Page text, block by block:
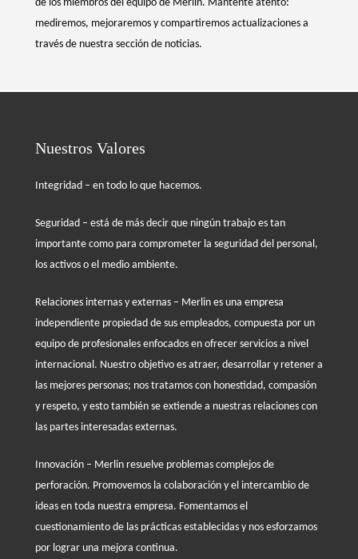
de los miembros del equipo de Merlin. Mantente atento:
mediremos, mejoraremos y compartiremos actualizaciones a
través de nuestra sección de noticias.
Nuestros Valores
Integridad – en todo lo que hacemos.
Seguridad – está de más decir que ningún trabajo es tan
importante como para comprometer la seguridad del personal,
los activos o el medio ambiente.
Relaciones internas y externas – Merlin es una empresa
independiente propiedad de sus empleados, compuesta por un
equipo de profesionales enfocados en ofrecer servicios a nivel
internacional. Nuestro objetivo es atraer, desarrollar y retener a
las mejores personas; nos tratamos con honestidad, compasión
y respeto, y esto también se extiende a nuestras relaciones con
las partes interesadas externas.
Innovación – Merlin resuelve problemas complejos de
perforación. Promovemos la colaboración y el intercambio de
ideas en toda nuestra empresa. Fomentamos el
cuestionamiento de las prácticas establecidas y nos esforzamos
por lograr una mejora continua.